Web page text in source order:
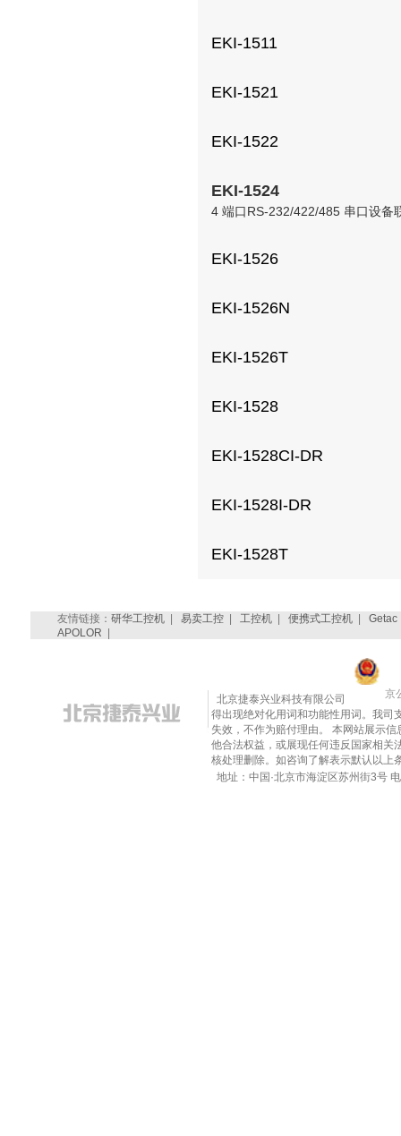
EKI-1511
EKI-1521
EKI-1522
EKI-1524
4 端口RS-232/422/485 串口设备
EKI-1526
EKI-1526N
EKI-1526T
EKI-1528
EKI-1528CI-DR
EKI-1528I-DR
EKI-1528T
友情链接： 研华工控机| 易卖工控| 工控机| 便携式工控机| Getac
APOLOR
北京捷泰兴业科技有限公司
京
得出现绝对化用词和功能性用词。我司
失效，不作为赔付理由。 本网站展示
他合法权益，或展现任何违反国家相
核处理删除。如咨询了解表示默认以上
地址：中国·北京市海淀区苏州街3号